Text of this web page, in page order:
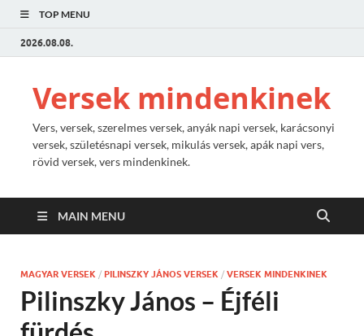
TOP MENU
2026.08.08.
Versek mindenkinek
Vers, versek, szerelmes versek, anyák napi versek, karácsonyi
versek, születésnapi versek, mikulás versek, apák napi vers,
rövid versek, vers mindenkinek.
MAIN MENU
MAGYAR VERSEK / PILINSZKY JÁNOS VERSEK / VERSEK MINDENKINEK
Pilinszky János – Éjféli